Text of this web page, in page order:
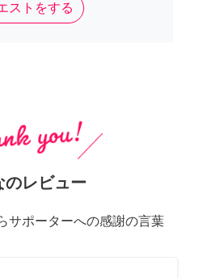
ストをする
のレビュー
サポーターへの感謝の言葉